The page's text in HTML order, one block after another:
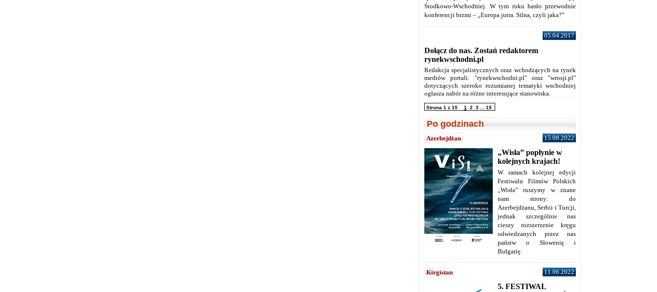
Środkowo-Wschodniej. W tym roku hasło przewodnie
konferencji brzmi – „Europa jutra. Silna, czyli jaka?”
05.04.2017
Dołącz do nas. Zostań redaktorem
rynekwschodni.pl
Redakcja specjalistycznych oraz wchodzących na rynek
mediów portali: "rynekwschodni.pl" oraz "wrosji.pl"
dotyczących szeroko rozumianej tematyki wschodniej
ogłasza nabór na różne interesujące stanowiska.
Strona 1 z 15 1 2 3 15
Po godzinach
Azerbejdżan 15.08.2022
„Wisła” popłynie w
kolejnych krajach!
W ramach kolejnej edycji
Festiwalu Filmów Polskich
„Wisła” ruszymy w znane
nam strony: do
Azerbejdżanu, Serbii i Turcji,
jednak szczególnie nas
cieszy rozszerzenie kręgu
odwiedzanych przez nas
państw o Słowenię i
Bułgarię.
Kirgistan 11.06.2022
5. FESTIWAL